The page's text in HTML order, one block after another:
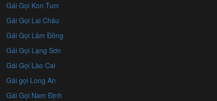
Gái Gọi Kon Tum
Gái Gọi Lai Châu
Gái Gọi Lâm Đồng
Gái Gọi Lạng Sơn
Gái Gọi Lào Cai
Gái gọi Long An
Gái Gọi Nam Định